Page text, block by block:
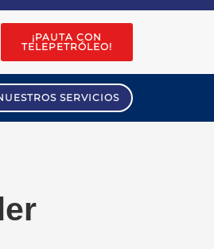
¡PAUTA CON
TELEPETRÓLEO!
SERVICIOS